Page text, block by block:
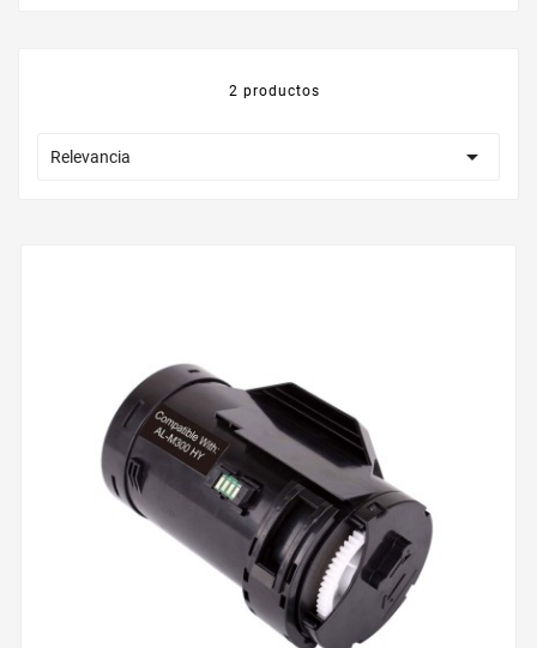
2 productos
Relevancia 